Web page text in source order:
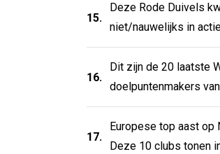
15.
Deze Rode Duivels
niet/nauwelijks in
16.
Dit zijn de 20 laatste
doelpuntenmakers
17.
Europese top aast op
Deze 10 clubs